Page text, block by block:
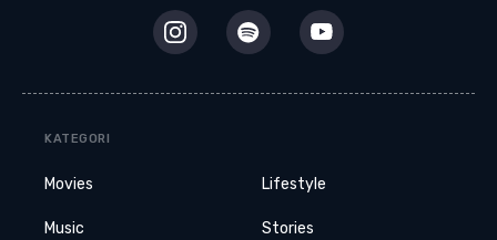
KATEGORI
Movies
Music
Lifestyle
Stories